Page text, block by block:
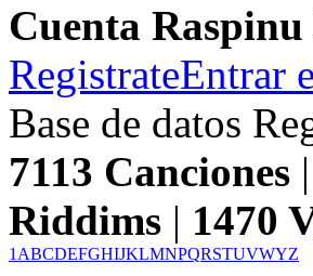
Cuenta
RegistrateEntrar
Base de datos
7113 Canciones |
Riddims | 1470
1 ABCDEFGHIJKLMNPQRSTUVWYZ